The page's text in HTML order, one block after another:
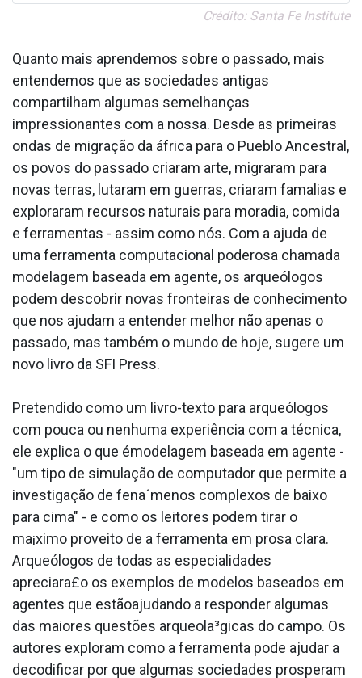
Crédito: Santa Fe Institute
Quanto mais aprendemos sobre o passado, mais
entendemos que as sociedades antigas
compartilham algumas semelhanças
impressionantes com a nossa. Desde as primeiras
ondas de migração da áfrica para o Pueblo Ancestral,
os povos do passado criaram arte, migraram para
novas terras, lutaram em guerras, criaram fama­lias e
exploraram recursos naturais para moradia, comida
e ferramentas - assim como nós. Com a ajuda de
uma ferramenta computacional poderosa chamada
modelagem baseada em agente, os arqueólogos
podem descobrir novas fronteiras de conhecimento
que nos ajudam a entender melhor não apenas o
passado, mas também o mundo de hoje, sugere um
novo livro da SFI Press.
Pretendido como um livro-texto para arqueólogos
com pouca ou nenhuma experiência com a técnica,
ele explica o que émodelagem baseada em agente -
"um tipo de simulação de computador que permite a
investigação de fena´menos complexos de baixo
para cima" - e como os leitores podem tirar o
ma¡ximo proveito de a ferramenta em prosa clara.
Arqueólogos de todas as especialidades
apreciara£o os exemplos de modelos baseados em
agentes que estãoajudando a responder algumas
das maiores questões arqueola³gicas do campo. Os
autores exploram como a ferramenta pode ajudar a
decodificar por que algumas sociedades prosperam